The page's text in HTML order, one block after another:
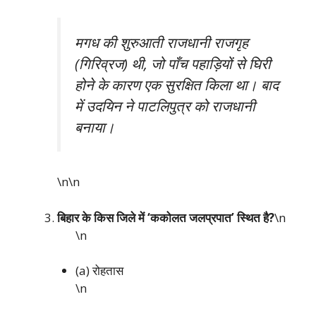
मगध की शुरुआती राजधानी राजगृह
(गिरिव्रज) थी, जो पाँच पहाड़ियों से घिरी
होने के कारण एक सुरक्षित किला था। बाद
में उदयिन ने पाटलिपुत्र को राजधानी
बनाया।
\n\n
बिहार के किस जिले में ‘ककोलत जलप्रपात’ स्थित है?\n
\n
(a) रोहतास
\n